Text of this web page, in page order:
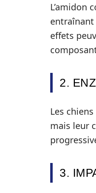
L’amidon
entraînant
effets
2.
Les
mais leur
3.